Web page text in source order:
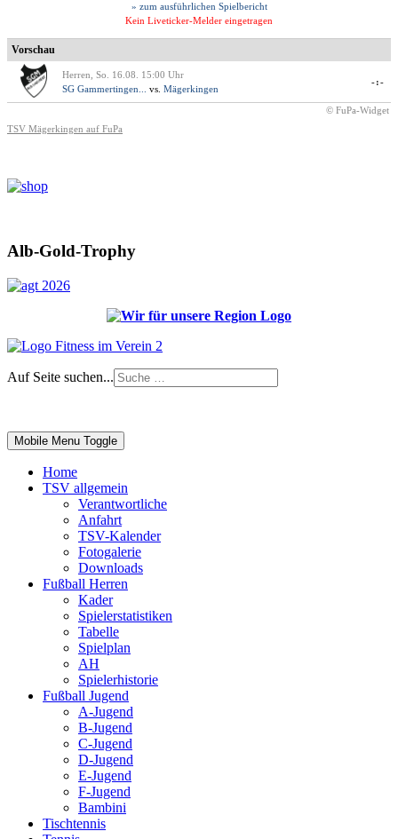
» zum ausführlichen Spielbericht
Kein Liveticker-Melder eingetragen
Vorschau
Herren, So. 16.08. 15:00 Uhr
SG Gammertingen...
vs. Mägerkingen
-:-
© FuPa-Widget
TSV Mägerkingen auf FuPa
Alb-Gold-Trophy
Auf Seite suchen...
Mobile Menu Toggle
Home
TSV allgemein
Verantwortliche
Anfahrt
TSV-Kalender
Fotogalerie
Downloads
Fußball Herren
Kader
Spielerstatistiken
Tabelle
Spielplan
AH
Spielerhistorie
Fußball Jugend
A-Jugend
B-Jugend
C-Jugend
D-Jugend
E-Jugend
F-Jugend
Bambini
Tischtennis